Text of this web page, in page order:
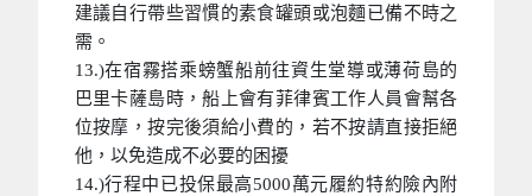
建議自行帶些習慣的素食罐頭或泡麵已備不時之
需。
13.)在宿霧搭乘螃蟹船前往資生堂導或薄荷島的
巴里卡薩島時，船上會有菲律賓工作人員會幫各
位按摩，按完後須給小費的，若不按請直接拒絕
他，以免造成不必要的困擾
14.)行程中已投保最高5000萬元履約特約險內附